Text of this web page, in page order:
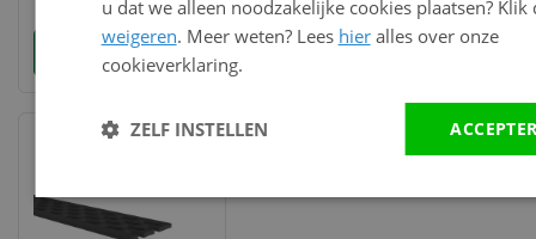
Bekijk en bestel
meter)
Bekijk en bestel
u dat we alleen noodzakelijke cookies plaatsen? Klik
weigeren. Meer weten? Lees hieralles over onze
cookieverklaring.
ZELF INSTELLEN